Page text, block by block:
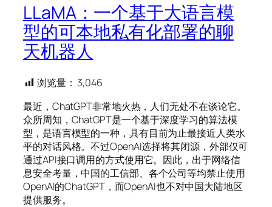
LLaMA：一个基于大语言模
型的可本地私有化部署的聊
天机器人
浏览量： 3,046
最近，ChatGPT非常地火热，人们无处不在谈论它。
众所周知，ChatGPT是一个基于深度学习的算法模
型，是语言模型的一种，具有目前为止最接近人类水
平的对话风格。不过OpenAI选择将其闭源，外部仅可
通过API接口调用的方式使用它。因此，出于网络信
息安全考量，中国的工信部、各个公司等均禁止使用
OpenAI的ChatGPT，而OpenAI也不对中国大陆地区
提供服务。